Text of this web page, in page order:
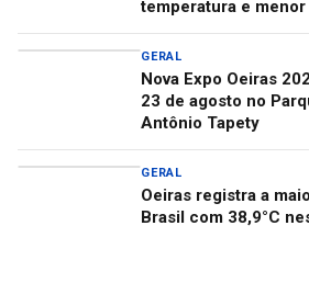
temperatura e
GERAL
Nova Expo Oeiras
23 de agosto no
Antônio Tapety
GERAL
Oeiras registra a
Brasil com 38,9°C